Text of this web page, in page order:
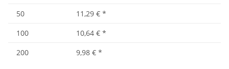
50
11,29 € *
100
10,64 € *
200
9,98 € *